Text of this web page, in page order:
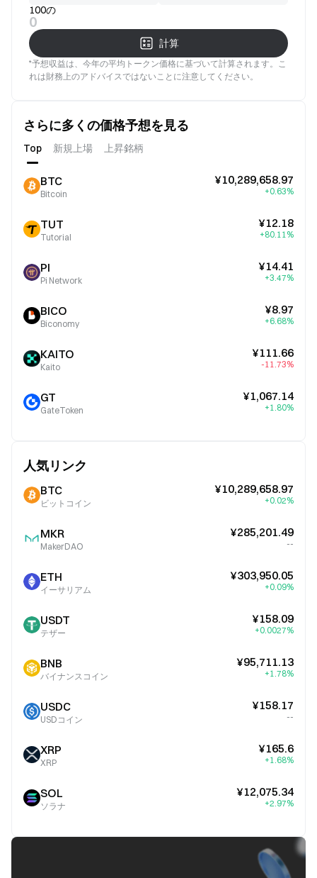
100の
0
計算
*予想収益は、今年の平均トークン価格に基づいて計算されます。こ
れは財務上のアドバイスではないことに注意してください。
さらに多くの価格予想を見る
Top 新規上場 上昇銘柄
BTC
Bitcoin
¥10,289,658.97
+0.63%
TUT
Tutorial
¥12.18
+80.11%
PI
Pi Network
¥14.41
+3.47%
BICO
Biconomy
¥8.97
+6.68%
KAITO
Kaito
¥111.66
-11.73%
GT
GateToken
¥1,067.14
+1.80%
人気リンク
BTC
ビットコイン
¥10,289,658.97
+0.02%
MKR
MakerDAO
¥285,201.49
--
ETH
イーサリアム
¥303,950.05
+0.09%
USDT
テザー
¥158.09
+0.0027%
BNB
バイナンスコイン
¥95,711.13
+1.78%
USDC
USDコイン
¥158.17
--
XRP
XRP
¥165.6
+1.68%
SOL
ソラナ
¥12,075.34
+2.97%